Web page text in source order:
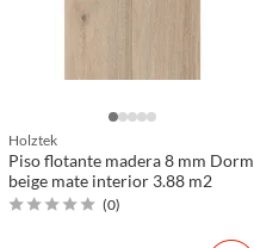
Holztek
Piso flotante madera 8 mm Dorm
beige mate interior 3.88 m2
(0)